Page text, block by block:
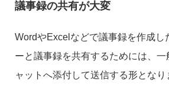
議事録の共有が大変
WordやExcelなどで議事録を作成し
ーと議事録を共有するためには、
ャットへ添付して送信する形となり